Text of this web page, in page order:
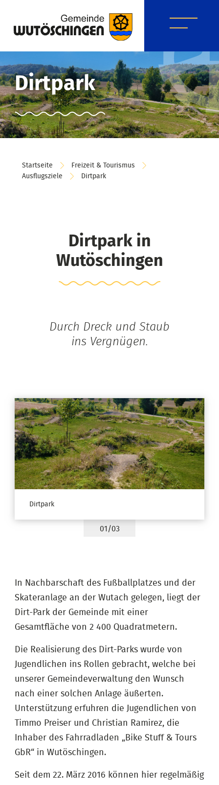
Dirtpark
Startseite
Freizeit & Tourismus
Ausflugsziele
Dirtpark
Dirtpark in
Wutöschingen
Durch Dreck und Staub
ins Vergnügen.
Dirtpark
01/03
In Nachbarschaft des Fußballplatzes und der
Skateranlage an der Wutach gelegen, liegt der
Dirt-Park der Gemeinde mit einer
Gesamtfläche von 2 400 Quadratmetern.
Die Realisierung des Dirt-Parks wurde von
Jugendlichen ins Rollen gebracht, welche bei
unserer Gemeindeverwaltung den Wunsch
nach einer solchen Anlage äußerten.
Unterstützung erfuhren die Jugendlichen von
Timmo Preiser und Christian Ramirez, die
Inhaber des Fahrradladen „Bike Stuff & Tours
GbR“ in Wutöschingen.
Seit dem 22. März 2016 können hier regelmäßig